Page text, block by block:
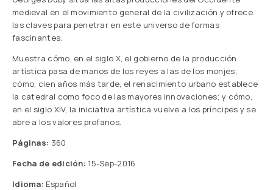
medieval en el movimiento general de la civilización y ofrece
las claves para penetrar en este universo de formas
fascinantes.
Muestra cómo, en el siglo X, el gobierno de la producción
artística pasa de manos de los reyes a las de los monjes;
cómo, cien años más tarde, el renacimiento urbano establece
la catedral como foco de las mayores innovaciones; y cómo,
en el siglo XIV, la iniciativa artística vuelve a los príncipes y se
abre a los valores profanos.
Páginas: 360
Fecha de edición: 15-Sep-2016
Idioma: Español